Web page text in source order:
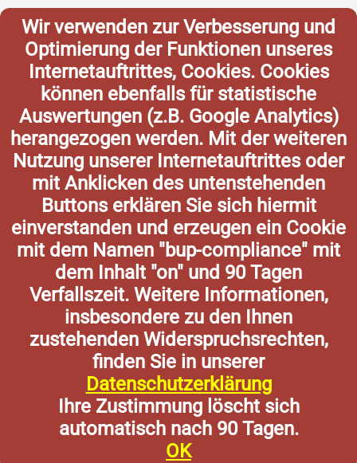
Wir verwenden zur Verbesserung und
Optimierung der Funktionen unseres
Internetauftrittes, Cookies. Cookies
können ebenfalls für statistische
Auswertungen (z.B. Google Analytics)
herangezogen werden. Mit der weiteren
Nutzung unserer Internetauftrittes oder
mit Anklicken des untenstehenden
Buttons erklären Sie sich hiermit
einverstanden und erzeugen ein Cookie
mit dem Namen "bup-compliance" mit
dem Inhalt "on" und 90 Tagen
Verfallszeit. Weitere Informationen,
insbesondere zu den Ihnen
zustehenden Widerspruchsrechten,
finden Sie in unserer
Datenschutzerklärung
Ihre Zustimmung löscht sich
automatisch nach 90 Tagen.
OK